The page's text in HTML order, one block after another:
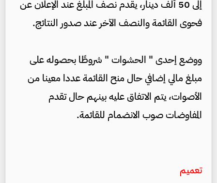
إلى 50 ألف دينار، يقدم نصف المبلغ عند الإعلان عن
فحوى القائمة والنصف الآخر عند صدور النتائج.
ووضع إحدى " الحشوات " شروطًا بحصوله على
مبلغ مالي إضافي حال منح القائمة عددا معينا من
الأصوات، يتم الاتفاق عليه بينهم حال تقدم
المفاوضات صوب الانضمام للقائمة.
تعميم